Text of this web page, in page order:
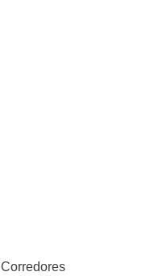
Corredores